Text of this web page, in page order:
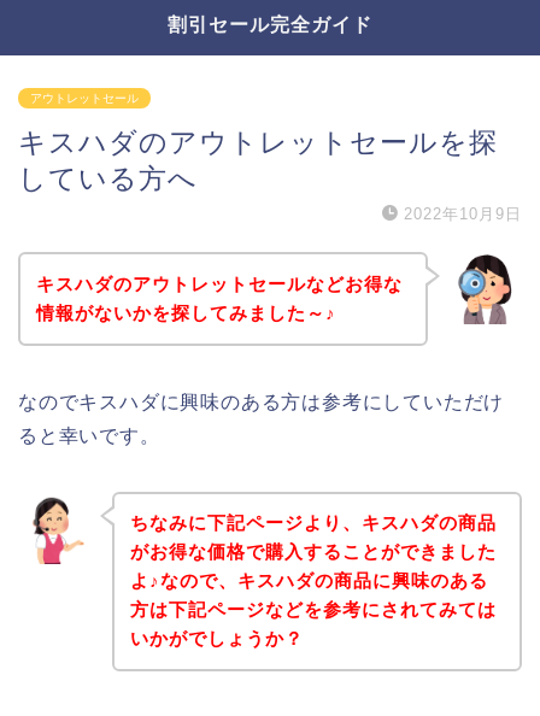
割引セール完全ガイド
アウトレットセール
キスハダのアウトレットセールを探
している方へ
2022年10月9日
キスハダのアウトレットセールなどお得な
情報がないかを探してみました～♪
なのでキスハダに興味のある方は参考にしていただけ
ると幸いです。
ちなみに下記ページより、キスハダの商品
がお得な価格で購入することができました
よ♪なので、キスハダの商品に興味のある
方は下記ページなどを参考にされてみては
いかがでしょうか？